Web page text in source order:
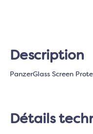
Description
PanzerGlass Screen
Détails